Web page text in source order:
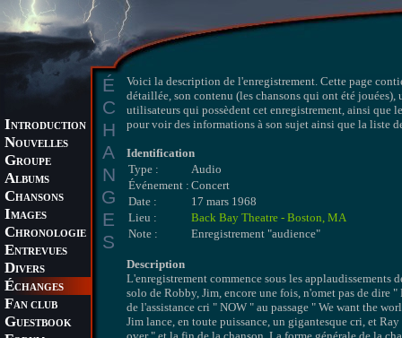
INTRODUCTION
NOUVELLES
GROUPE
ALBUMS
CHANSONS
IMAGES
CHRONOLOGIE
ENTREVUES
DIVERS
ÉCHANGES
FAN CLUB
GUESTBOOK
É
C
H
A
N
G
E
S
Voici la description de l'enregistrement. Cette page
détaillée, son contenu (les chansons qui ont été
utilisateurs qui possèdent cet enregistrement, ainsi que
pour voir des informations à son sujet ainsi que la liste
Identification
Type :
Audio
Événement : Concert
Date :
17 mars 1968
Lieu :
Back Bay Theatre - Boston, MA
Note :
Enregistrement "audience"
Description
L'enregistrement commence sous les
solo de Robby, Jim, encore une fois, n'omet pas de dire
de l'assistance cri " NOW " au passage " We want the
Jim lance, en toute puissance, un gigantesque cri, et